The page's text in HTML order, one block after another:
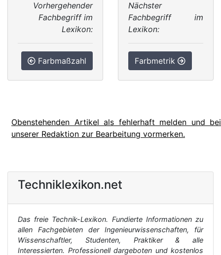
Vorhergehender
Fachbegriff im
Lexikon:
Farbmaßzahl
Nächster
Fachbegriff im
Lexikon:
Farbmetrik
Obenstehenden Artikel als fehlerhaft melden und bei
unserer Redaktion zur Bearbeitung vormerken.
Techniklexikon.net
Das freie Technik-Lexikon. Fundierte Informationen zu
allen Fachgebieten der Ingenieurwissenschaften, für
Wissenschaftler, Studenten, Praktiker & alle
Interessierten. Professionell dargeboten und kostenlos